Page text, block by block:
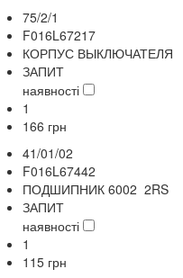
75/2/1
F016L67217
КОРПУС ВЫКЛЮЧАТЕЛЯ
ЗАПИТ
наявності
1
166 грн
41/01/02
F016L67442
ПОДШИПНИК 6002 2RS
ЗАПИТ
наявності
1
115 грн